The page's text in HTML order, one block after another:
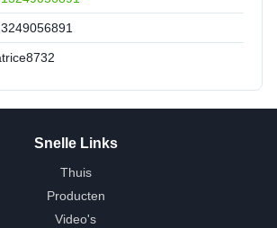
Snelle Links
Thuis
Producten
Video's